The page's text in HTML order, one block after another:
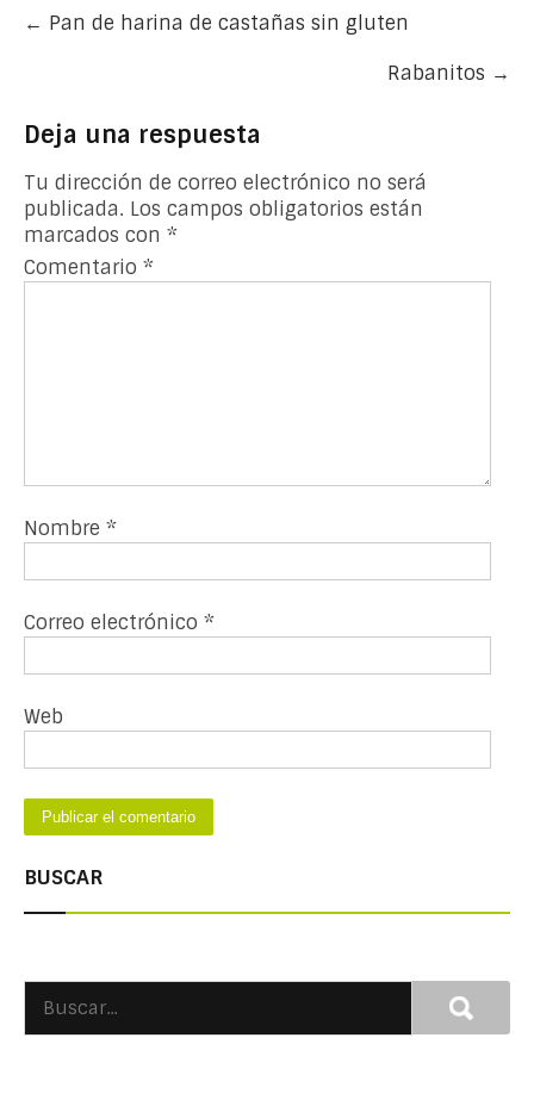
navigation
← Pan de harina de castañas sin gluten
Rabanitos →
Deja una respuesta
Tu dirección de correo electrónico no será
publicada. Los campos obligatorios están
marcados con *
Comentario *
Nombre *
Correo electrónico *
Web
BUSCAR